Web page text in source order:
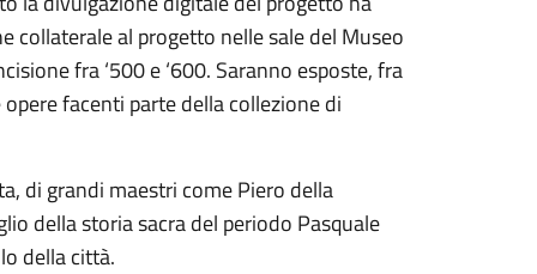
collaterale al progetto nelle sale del Museo
fra ‘500 e ‘600. Saranno esposte, fra
facenti parte della collezione di
di grandi maestri come Piero della
della storia sacra del periodo Pasquale
della città.